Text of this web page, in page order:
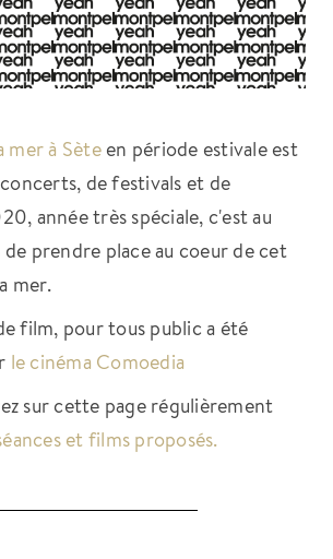
mer à Sèteen période estivale est
de festivals et de
année très spéciale, c'est au
prendre place au coeur de cet
mer.
film, pour tous public a été
le cinéma Comoedia
sur cette page régulièrement
et films proposés.